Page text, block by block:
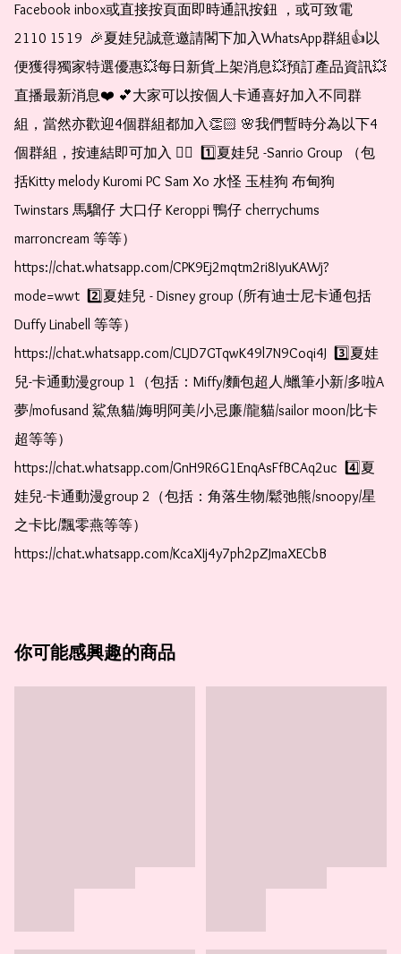
Facebook inbox或直接按頁面即時通訊按鈕 ，或可致電
2110 1519  🎉夏娃兒誠意邀請閣下加入WhatsApp群組👍以
便獲得獨家特選優惠💥每日新貨上架消息💥預訂產品資訊💥
直播最新消息❤️ 💕大家可以按個人卡通喜好加入不同群
組，當然亦歡迎4個群組都加入👏🏻 🌸我們暫時分為以下4
個群組，按連結即可加入 👇🏻  1️⃣夏娃兒 -Sanrio Group （包
括Kitty melody Kuromi PC Sam Xo 水怪 玉桂狗 布甸狗
Twinstars 馬騮仔 大口仔 Keroppi 鴨仔 cherrychums
marroncream 等等）
https://chat.whatsapp.com/CPK9Ej2mqtm2ri8IyuKAWj?
mode=wwt  2️⃣夏娃兒 - Disney group (所有迪士尼卡通包括
Duffy Linabell 等等）
https://chat.whatsapp.com/CLJD7GTqwK49l7N9Coqi4J  3️⃣夏娃
兒-卡通動漫group 1（包括：Miffy/麵包超人/蠟筆小新/多啦A
夢/mofusand 鯊魚貓/娒明阿美/小忌廉/龍貓/sailor moon/比卡
超等等）
https://chat.whatsapp.com/GnH9R6G1EnqAsFfBCAq2uc  4️⃣夏
娃兒-卡通動漫group 2（包括：角落生物/鬆弛熊/snoopy/星
之卡比/飄零燕等等）
https://chat.whatsapp.com/KcaXIj4y7ph2pZJmaXECbB
你可能感興趣的商品